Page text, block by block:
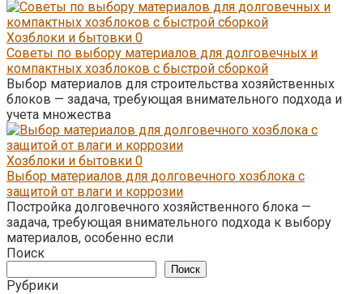
Хозблоки и бытовки 0
Советы по выбору материалов для долговечных и
компактных хозблоков с быстрой сборкой
Выбор материалов для строительства хозяйственных
блоков — задача, требующая внимательного подхода и
учета множества
Хозблоки и бытовки 0
Выбор материалов для долговечного хозблока с
защитой от влаги и коррозии
Постройка долговечного хозяйственного блока —
задача, требующая внимательного подхода к выбору
материалов, особенно если
Поиск
Поиск
Рубрики